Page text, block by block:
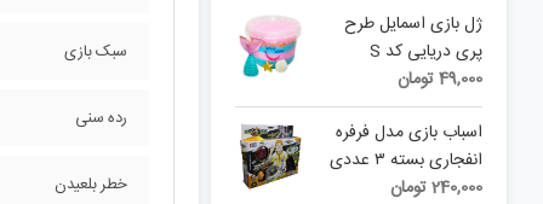
سبک بازی
رده سنی
خطر بلعیدن
ژل بازی اسمایل طرح
پری دریایی کد S
49,000تومان
اسباب بازی مدل فرفره
انفجاری بسته ۳ عددی
240,000تومان